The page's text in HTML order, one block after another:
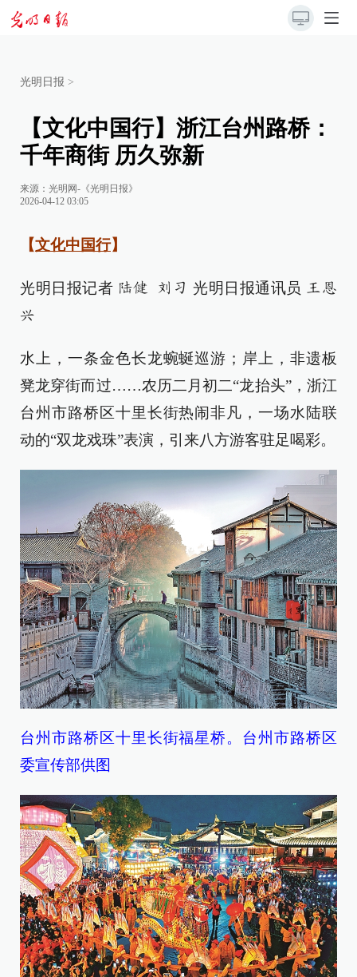
光明日报 >
【文化中国行】浙江台州路桥：
千年商街 历久弥新
来源： 光明网-《光明日报》
2026-04-12 03:05
【文化中国行】
光明日报记者 陆健 刘习 光明日报通讯员 王恩
兴
水上，一条金色长龙蜿蜒巡游；岸上，非遗板
凳龙穿街而过……农历二月初二“龙抬头”，浙江
台州市路桥区十里长街热闹非凡，一场水陆联
动的“双龙戏珠”表演，引来八方游客驻足喝彩。
台州市路桥区十里长街福星桥。台州市路桥区
委宣传部供图